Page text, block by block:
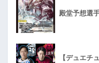
殿堂予想選
【デュエチ